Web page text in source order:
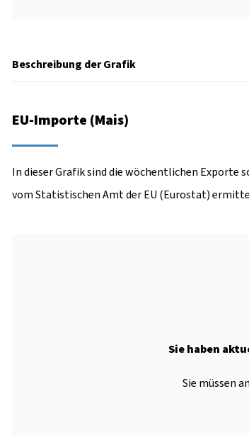
Beschreibung der Grafik
EU-Importe (Mais)
In dieser Grafik sind die wöchentlichen Exporte
vom Statistischen Amt der EU (Eurostat)
Sie haben
Sie müssen